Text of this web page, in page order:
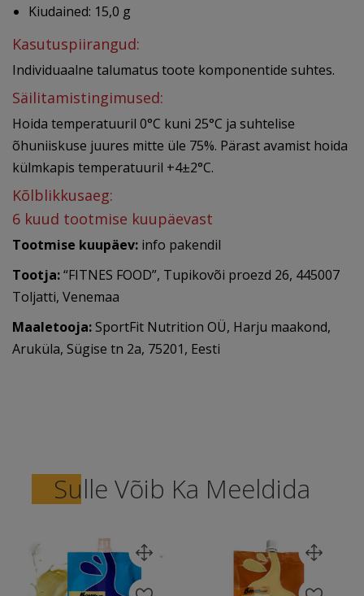
Kiudained: 15,0 g
Kasutuspiirangud:
Individuaalne talumatus toote komponentide suhtes.
Säilitamistingimused:
Hoida temperatuuril 0°C kuni 25°C ja suhtelise
õhuniiskuse juures mitte üle 75%. Pärast avamist hoida
külmkapis temperatuuril +4±2°C.
Kõlblikkusaeg:
6 kuud tootmise kuupäevast
Tootmise kuupäev: info pakendil
Tootja:“FITNES FOOD”, Tupikovõi proezd 26, 445007
Toljatti, Venemaa
Maaletooja:SportFit Nutrition OÜ, Harju maakond,
Aruküla, Sügise tn 2a, 75201, Eesti
Sulle Võib Ka Meeldida